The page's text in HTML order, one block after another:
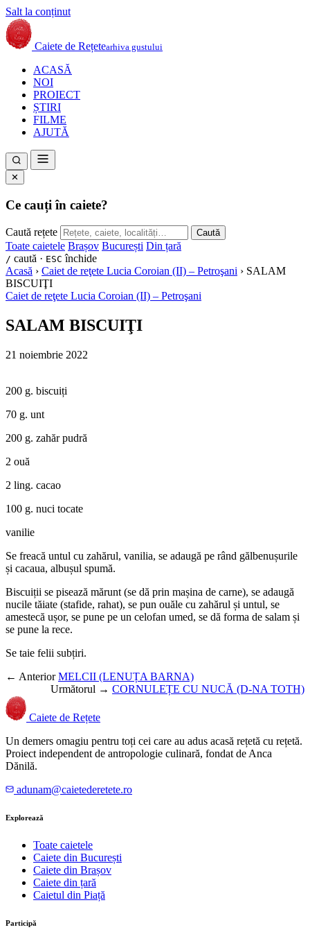
Salt la conținut
Caiete de Rețetearhiva gustului
ACASĂ
NOI
PROIECT
ȘTIRI
FILME
AJUTĂ
✕
Ce cauți în caiete?
Caută rețete Caută
Toate caietele Brașov București Din țară
/ caută · ESC închide
Acasă › Caiet de reţete Lucia Coroian (II) – Petroşani › SALAM
BISCUIŢI
Caiet de reţete Lucia Coroian (II) – Petroşani
SALAM BISCUIŢI
21 noiembrie 2022
200 g. biscuiți
70 g. unt
200 g. zahăr pudră
2 ouă
2 ling. cacao
100 g. nuci tocate
vanilie
Se freacă untul cu zahărul, vanilia, se adaugă pe rând gălbenușurile
și cacaua, albușul spumă.
Biscuiții se pisează mărunt (se dă prin mașina de carne), se adaugă
nucile tăiate (stafide, rahat), se pun ouăle cu zahărul și untul, se
amestecă ușor, se pune pe un celofan umed, se dă forma de salam și
se pune la rece.
Se taie felii subțiri.
← Anterior MELCII (LENUȚA BARNA)
Următorul → CORNULEȚE CU NUCĂ (D-NA TOTH)
Caiete de Rețete
Un demers omagiu pentru toți cei care au adus acasă rețetă cu rețetă.
Proiect independent de antropologie culinară, fondat de Anca
Dănilă.
adunam@caietederetete.ro
Explorează
Toate caietele
Caiete din București
Caiete din Brașov
Caiete din țară
Caietul din Piață
Participă